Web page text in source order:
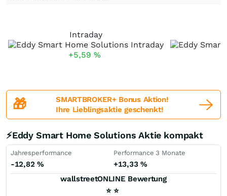
Intraday
+5,59 %
🎁
SMARTBROKER+ Bonus Aktion!
Ihre Lieblingsaktie geschenkt!
⚡Eddy Smart Home Solutions Aktie kompakt
Jahresperformance
-12,82 %
Performance 3 Monate
+13,33 %
wallstreetONLINE Bewertung
⭐ ⭐